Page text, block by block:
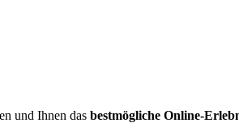
und Ihnen das bestmögliche Online-